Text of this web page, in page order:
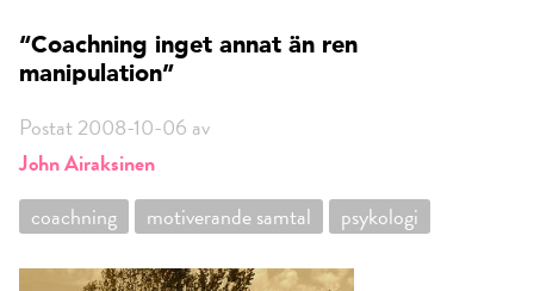
“Coachning inget annat än ren
manipulation”
Postat 2008-10-06 av
John Airaksinen
coachning
motiverande samtal psykologi